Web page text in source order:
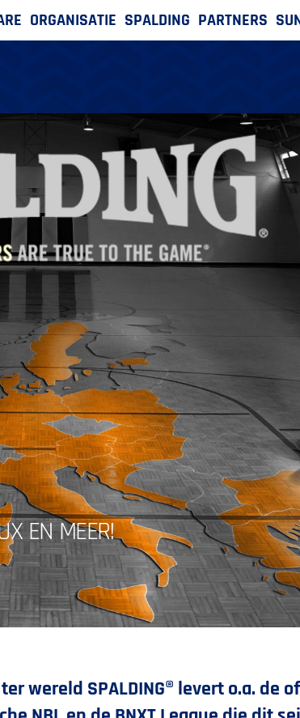
ORGANISATIE SPALDING PARTNERS
EN MEER!
wereld SPALDING® levert o.a. de